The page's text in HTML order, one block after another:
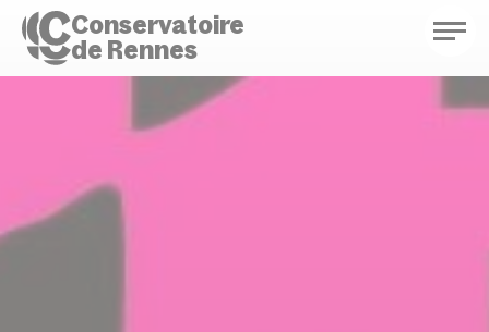
Conservatoire
de Rennes
Conservatoire de Rennes
Enseignements